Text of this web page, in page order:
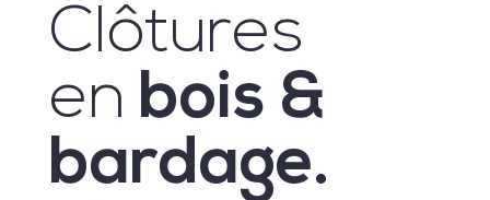
Clôtures
en bois &
bardage.